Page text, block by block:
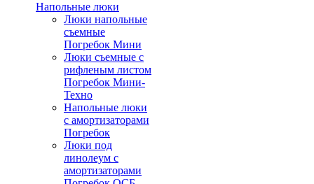
Напольные люки
Люки напольные
съемные
Погребок Мини
Люки съемные с
рифленым листом
Погребок Мини-
Техно
Напольные люки
с амортизаторами
Погребок
Люки под
линолеум с
амортизаторами